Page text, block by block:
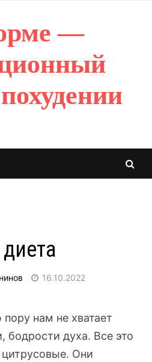
—
16.10.2022
нам не хватает
бодрости духа. Все это
Они